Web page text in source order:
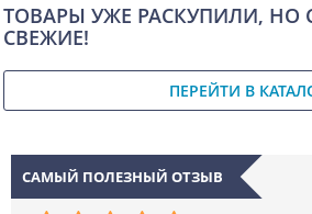
ТОВАРЫ УЖЕ РАСКУПИЛИ, НО
СВЕЖИЕ!
ПЕРЕЙТИ В
САМЫЙ ПОЛЕЗНЫЙ ОТЗЫВ